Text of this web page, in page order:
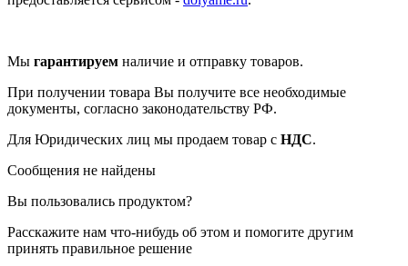
Мы гарантируем наличие и отправку товаров.
При получении товара Вы получите все необходимые
документы, согласно законодательству РФ.
Для Юридических лиц мы продаем товар с НДС.
Сообщения не найдены
Вы пользовались продуктом?
Расскажите нам что-нибудь об этом и помогите другим
принять правильное решение